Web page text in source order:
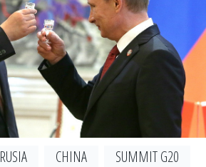
RUSIA CHINA
SUMMIT G20